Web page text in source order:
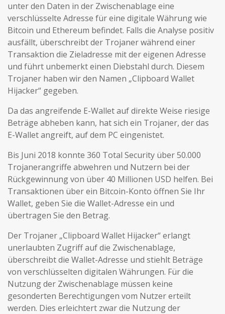
unter den Daten in der Zwischenablage eine
verschlüsselte Adresse für eine digitale Währung wie
Bitcoin und Ethereum befindet. Falls die Analyse positiv
ausfällt, überschreibt der Trojaner während einer
Transaktion die Zieladresse mit der eigenen Adresse
und führt unbemerkt einen Diebstahl durch. Diesem
Trojaner haben wir den Namen „Clipboard Wallet
Hijacker“ gegeben.
Da das angreifende E-Wallet auf direkte Weise riesige
Beträge abheben kann, hat sich ein Trojaner, der das
E-Wallet angreift, auf dem PC eingenistet.
Bis Juni 2018 konnte 360 Total Security über 50.000
Trojanerangriffe abwehren und Nutzern bei der
Rückgewinnung von über 40 Millionen USD helfen. Bei
Transaktionen über ein Bitcoin-Konto öffnen Sie Ihr
Wallet, geben Sie die Wallet-Adresse ein und
übertragen Sie den Betrag.
Der Trojaner „Clipboard Wallet Hijacker“ erlangt
unerlaubten Zugriff auf die Zwischenablage,
überschreibt die Wallet-Adresse und stiehlt Beträge
von verschlüsselten digitalen Währungen. Für die
Nutzung der Zwischenablage müssen keine
gesonderten Berechtigungen vom Nutzer erteilt
werden. Dies erleichtert zwar die Nutzung der